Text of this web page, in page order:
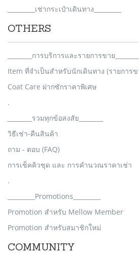
_________เช่ากระเป๋าเดินทาง_________
OTHERS
________การบริการและรายการขาย_________
Item ที่จำเป็นสำหรับนักเดินทาง (รายการข
Coat Care ฝากซักราคาพิเศษ
.
________รวมทุกข้อสงสัย________
วิธีเช่า-คืนสินค้า
ถาม - ตอบ (FAQ)
การเช็คคิวชุด และ การคำนวณราคาเช่า
.
_________Promotions_________
Promotion สำหรับ Mellow Member
Promotion สำหรับสมาชิกใหม่
COMMUNITY